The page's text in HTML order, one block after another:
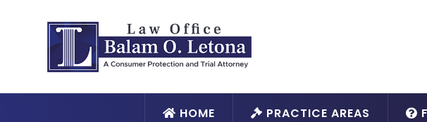
HOME PRACTICE AREAS